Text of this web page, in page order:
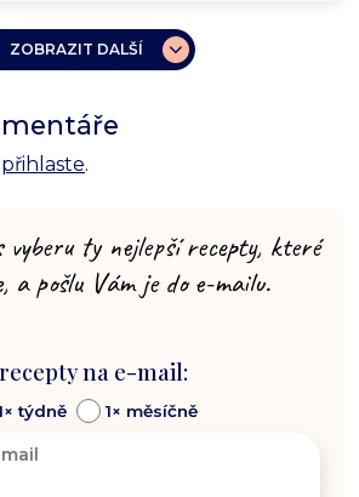
ZOBRAZIT DALŠÍ
přihlaste.
vyberu ty nejlepší recepty, které
a pošlu Vám je do e-mailu.
na e-mail:
týdně 1× měsíčně